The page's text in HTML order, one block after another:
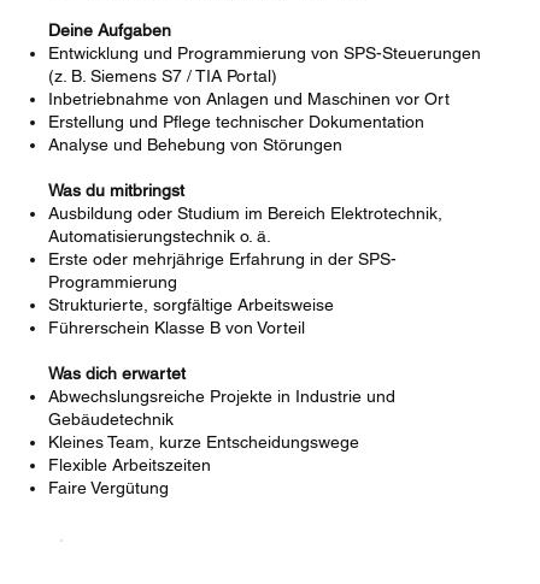
Deine Aufgaben
Entwicklung und Programmierung von SPS-Steuerungen
(z. B. Siemens S7 / TIA Portal)
Inbetriebnahme von Anlagen und Maschinen vor Ort
Erstellung und Pflege technischer Dokumentation
Analyse und Behebung von Störungen
Was du mitbringst
Ausbildung oder Studium im Bereich Elektrotechnik,
Automatisierungstechnik o. ä.
Erste oder mehrjährige Erfahrung in der SPS-
Programmierung
Strukturierte, sorgfältige Arbeitsweise
Führerschein Klasse B von Vorteil
Was dich erwartet
Abwechslungsreiche Projekte in Industrie und
Gebäudetechnik
Kleines Team, kurze Entscheidungswege
Flexible Arbeitszeiten
Faire Vergütung